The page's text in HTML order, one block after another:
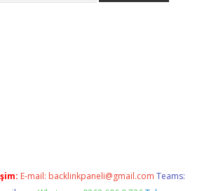
E-mail: backlinkpaneli@gmail.com Teams: